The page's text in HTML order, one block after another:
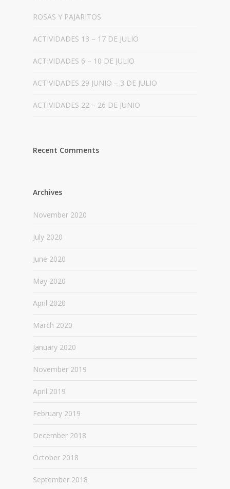
ROSAS Y PAJARITOS
ACTIVIDADES 13 – 17 DE JULIO
ACTIVIDADES 6 – 10 DE JULIO
ACTIVIDADES 29 JUNIO – 3 DE JULIO
ACTIVIDADES 22 – 26 DE JUNIO
Recent Comments
Archives
November 2020
July 2020
June 2020
May 2020
April 2020
March 2020
January 2020
November 2019
April 2019
February 2019
December 2018
October 2018
September 2018